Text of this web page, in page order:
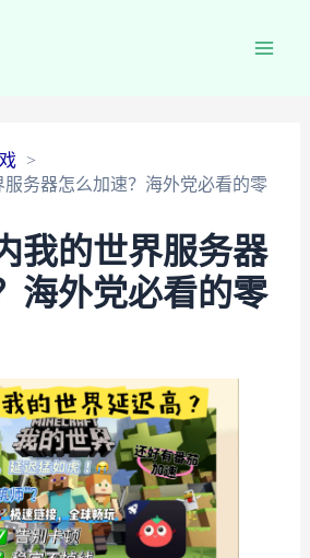
服务器怎么加速？海外党必看的零
我的世界服务器
海外党必看的零